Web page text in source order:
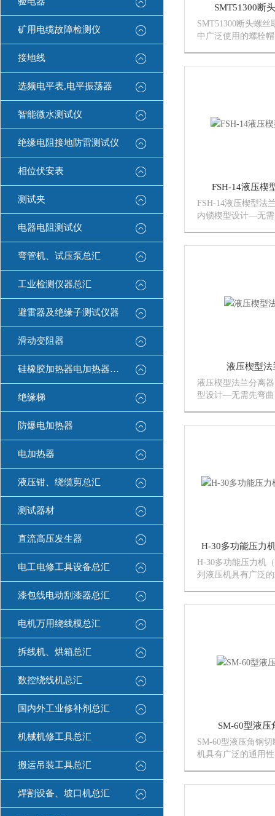
矿用电缆故障检测仪
接地线
选频电平表,电平振荡器
智能微水测试仪
绝缘电阻接地防雷测试仪
相位伏安表
测试夹
电器电阻测试仪
弯管机、试压泵总汇
工业检测仪器总汇
避雷器及绝缘子测试仪器
滑动变阻器
硅橡胶加热器电加热器康登电气
绝缘梯
防爆电加热器
电加热器
液压钳、绕缆剪总汇
测试器材
直流高压发生器
电工电修工具设备总汇
漆包线电动刮漆器总汇
电机万用绕线模总汇
拆线机、烘箱总汇
数控绕线机总汇
国内外工业修补剂总汇
机械机修工具总汇
搬运吊装工具总汇
焊割设备、坡口机总汇
SMT51300断
SMT51300断头螺丝
中广泛使用的螺栓
FSH-14液压楔
FSH-14液压楔型法
内锁楔型设计—无
液压楔型法
液压楔型法兰分离
型设计—无需先弯
H-30多功能压力
H-30多功能压力机
列液压机具有广泛
SM-60型液压
SM-60型液压角钢
机具有广泛的通用